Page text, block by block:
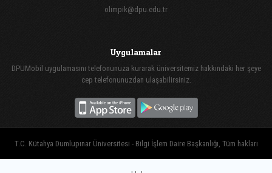
olimpik@dpu.edu.tr
Uygulamalar
DPUMobil uygulamasını telefonunuza kurarak üniversitemiz hakkındaki her şeye
cep telefonunuzdan ulaşabilirsiniz.
T.C. Kütahya Dumlupınar Üniversitesi - Bilgi İşlem Daire Başkanlığı, Tüm hakları